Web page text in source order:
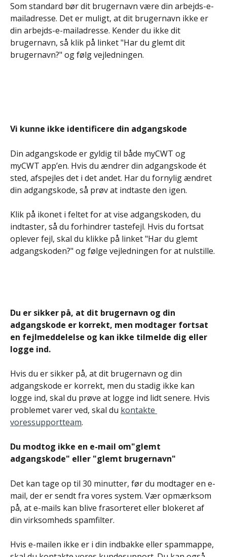
Som standard bør dit brugernavn være din arbejds-e-
mailadresse. Det er muligt, at dit brugernavn ikke er
din arbejds-e-mailadresse. Kender du ikke dit
brugernavn, så klik på linket "Har du glemt dit
brugernavn?" og følg vejledningen.
Vi kunne ikke identificere din adgangskode
Din adgangskode er gyldig til både myCWT og
myCWT app’en. Hvis du ændrer din adgangskode ét
sted, afspejles det i det andet. Har du fornylig ændret
din adgangskode, så prøv at indtaste den igen.
Klik på ikonet i feltet for at vise adgangskoden, du
indtaster, så du forhindrer tastefejl. Hvis du fortsat
oplever fejl, skal du klikke på linket "Har du glemt
adgangskoden?" og følge vejledningen for at nulstille.
Du er sikker på, at dit brugernavn og din
adgangskode er korrekt, men modtager fortsat
en fejlmeddelelse og kan ikke tilmelde dig eller
logge ind.
Hvis du er sikker på, at dit brugernavn og din
adgangskode er korrekt, men du stadig ikke kan
logge ind, skal du prøve at logge ind lidt senere. Hvis
problemet varer ved, skal du kontakte
voressupportteam.
Du modtog ikke en e-mail om"glemt
adgangskode" eller "glemt brugernavn"
Det kan tage op til 30 minutter, før du modtager en e-
mail, der er sendt fra vores system. Vær opmærksom
på, at e-mails kan blive frasorteret eller blokeret af
din virksomheds spamfilter.
Hvis e-mailen ikke er i din indbakke eller spammappe,